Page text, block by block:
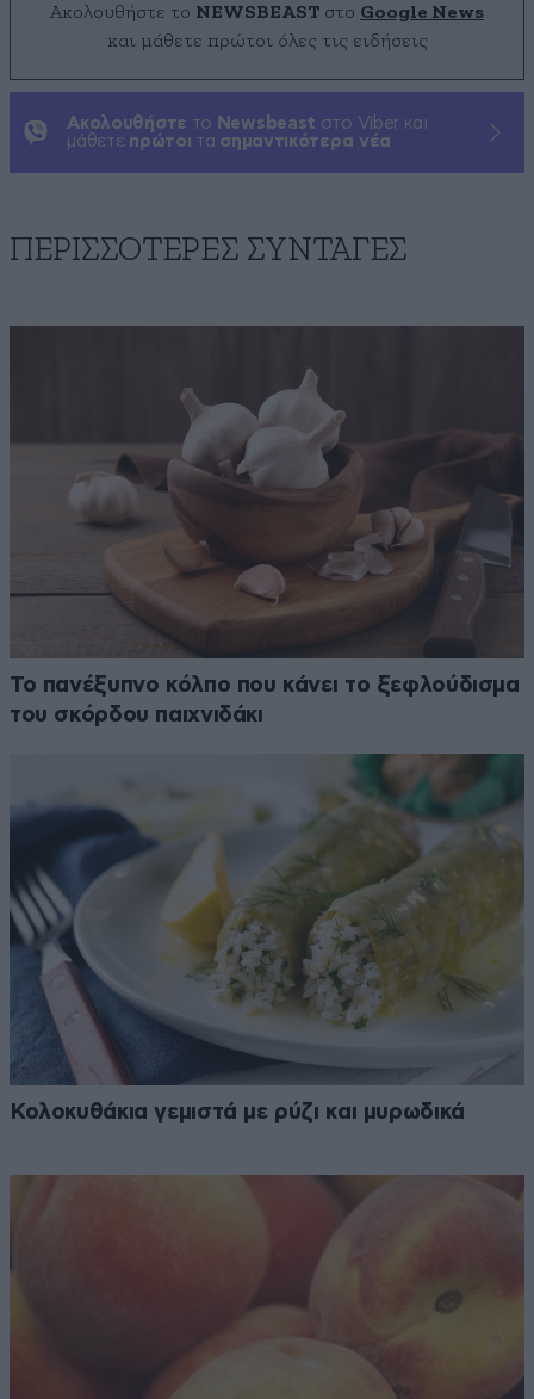
Ακολουθήστε το NEWSBEAST στο Google News
και μάθετε πρώτοι όλες τις ειδήσεις
Ακολουθήστε το Newsbeast στο Viber και
μάθετε πρώτοι τα σημαντικότερα νέα
ΠΕΡΙΣΣΟΤΕΡΕΣ ΣΥΝΤΑΓΕΣ
Το πανέξυπνο κόλπο που κάνει το ξεφλούδισμα
του σκόρδου παιχνιδάκι
Κολοκυθάκια γεμιστά με ρύζι και μυρωδικά